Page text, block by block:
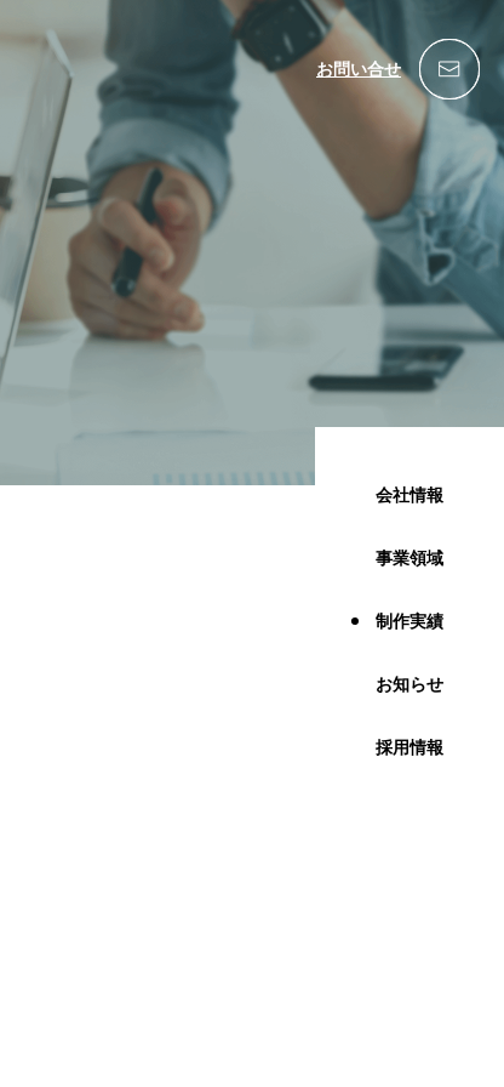
お問い合せ
会社情報
事業領域
制作実績
お知らせ
採用情報